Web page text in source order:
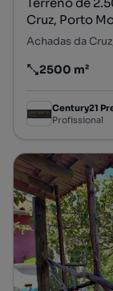
Terreno de
Cruz, Porto
Achadas da
Preço por
2500 m²
Century21
Profissional